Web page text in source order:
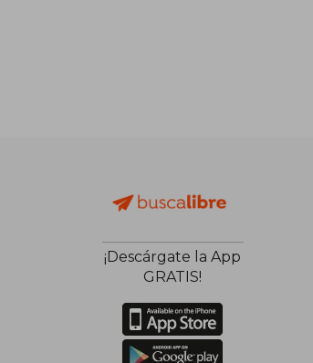
¡Descárgate la App
GRATIS!